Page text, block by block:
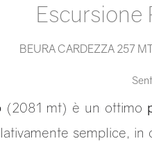
Escursione
BEURA CARDEZZA 257
(2081 mt) è un ottimo
semplice,